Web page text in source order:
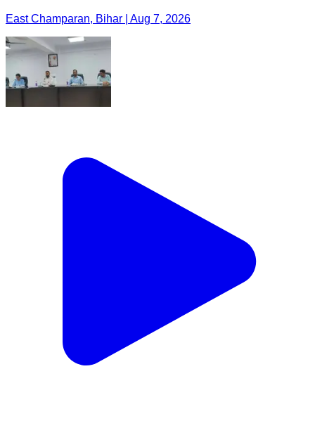
East Champaran, Bihar | Aug 7, 2026